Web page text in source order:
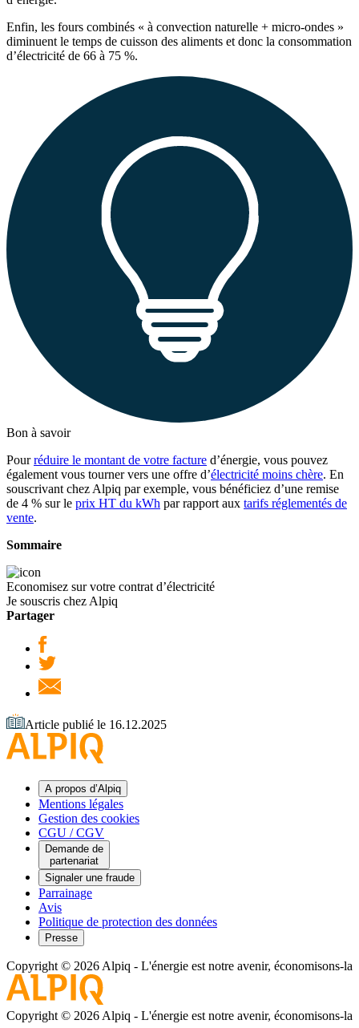
Enfin, les fours combinés « à convection naturelle + micro-ondes »
diminuent le temps de cuisson des aliments et donc la consommation
d’électricité de 66 à 75 %.
Bon à savoir
Pourréduire le montant de votre facture d’énergie, vous pouvez
également vous tourner vers une offre d’électricité moins chère. En
souscrivant chez Alpiq par exemple, vous bénéficiez d’une remise
de 4 % sur le prix HT du kWh par rapport aux tarifs réglementés de
vente.
Sommaire
Economisez sur votre contrat d’électricité
Je souscris chez Alpiq
Partager
Article publié le 16.12.2025
A propos d’Alpiq
Mentions légales
Gestion des cookies
CGU / CGV
Demande de
partenariat
Signaler une fraude
Parrainage
Avis
Politique de protection des données
Presse
Copyright © 2026 Alpiq - L'énergie est notre avenir, économisons-la
Copyright © 2026 Alpiq - L'énergie est notre avenir, économisons-la